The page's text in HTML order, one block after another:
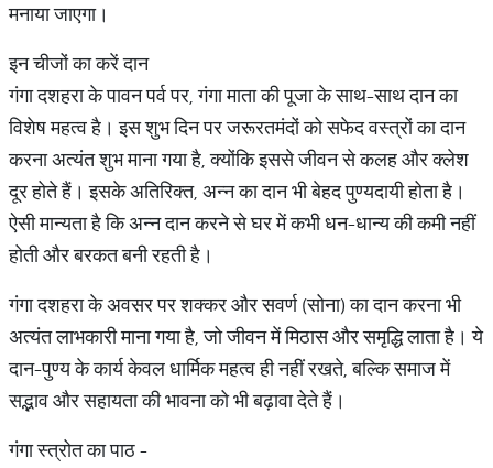
मनाया जाएगा।
इन चीजों का करें दान
गंगा दशहरा के पावन पर्व पर, गंगा माता की पूजा के साथ-साथ दान का
विशेष महत्व है। इस शुभ दिन पर जरूरतमंदों को सफेद वस्त्रों का दान
करना अत्यंत शुभ माना गया है, क्योंकि इससे जीवन से कलह और क्लेश
दूर होते हैं। इसके अतिरिक्त, अन्न का दान भी बेहद पुण्यदायी होता है।
ऐसी मान्यता है कि अन्न दान करने से घर में कभी धन-धान्य की कमी नहीं
होती और बरकत बनी रहती है।
गंगा दशहरा के अवसर पर शक्कर और सवर्ण (सोना) का दान करना भी
अत्यंत लाभकारी माना गया है, जो जीवन में मिठास और समृद्धि लाता है। ये
दान-पुण्य के कार्य केवल धार्मिक महत्व ही नहीं रखते, बल्कि समाज में
सद्भाव और सहायता की भावना को भी बढ़ावा देते हैं।
गंगा स्त्रोत का पाठ -